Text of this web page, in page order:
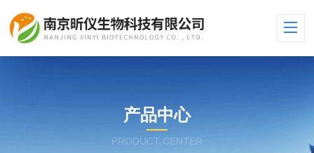
产品中心
PRODUCT CENTER